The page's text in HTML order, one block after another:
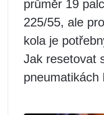
průměr 19
225/55, ale
kola je
Jak resetovat
pneumatikách